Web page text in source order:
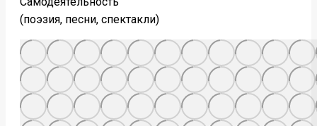
(поэзия, песни, спектакли)